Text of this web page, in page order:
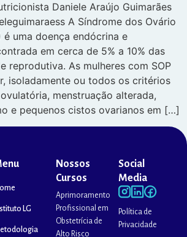
Daniele Araújo Guimarães
A Síndrome dos Ovário
é ​​uma doença endócrina e
em cerca de 5% a 10% das
reprodutiva. As mulheres com SOP
isoladamente ou todos os critérios
menstruação alterada,
e pequenos cistos ovarianos em […]
LG
Nossos
Cursos
Aprimoramento
Profissional em
Obstetrícia de
Alto Risco
Social
Media
Política de
Privacidade